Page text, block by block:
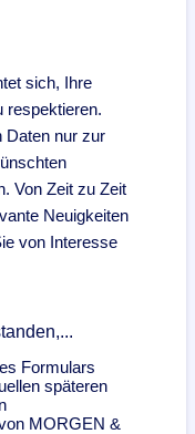
sich, Ihre
respektieren.
Daten nur zur
Von Zeit zu Zeit
Neuigkeiten
von Interesse
Formulars
späteren
MORGEN &